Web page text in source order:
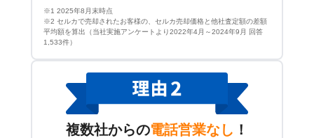
※1 2025年8月末時点
※2 セルカで売却されたお客様の、セルカ売却価格と他社査定額の差額
平均額を算出（当社実施アンケートより2022年4月～2024年9月 回答
1,533件）
複数社からの電話営業なし ！